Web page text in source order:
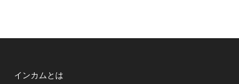
インカムとは